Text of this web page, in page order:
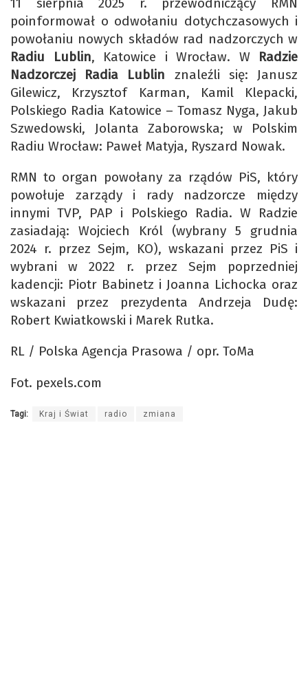
11 sierpnia 2025 r. przewodniczący RMN
poinformował o odwołaniu dotychczasowych i
powołaniu nowych składów rad nadzorczych w
Radiu Lublin, Katowice i Wrocław. W Radzie
Nadzorczej Radia Lublin znaleźli się: Janusz
Gilewicz, Krzysztof Karman, Kamil Klepacki,
Polskiego Radia Katowice – Tomasz Nyga, Jakub
Szwedowski, Jolanta Zaborowska; w Polskim
Radiu Wrocław: Paweł Matyja, Ryszard Nowak.
RMN to organ powołany za rządów PiS, który
powołuje zarządy i rady nadzorcze między
innymi TVP, PAP i Polskiego Radia. W Radzie
zasiadają: Wojciech Król (wybrany 5 grudnia
2024 r. przez Sejm, KO), wskazani przez PiS i
wybrani w 2022 r. przez Sejm poprzedniej
kadencji: Piotr Babinetz i Joanna Lichocka oraz
wskazani przez prezydenta Andrzeja Dudę:
Robert Kwiatkowski i Marek Rutka.
RL / Polska Agencja Prasowa / opr. ToMa
Fot. pexels.com
Tagi: Kraj i Świat radio zmiana